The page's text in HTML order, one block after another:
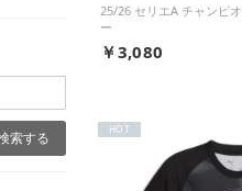
25/26 セリエA チャンピ
ー
￥3,080
HOT